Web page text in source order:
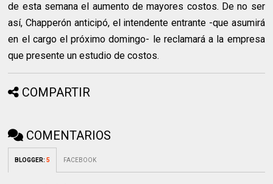
de esta semana el aumento de mayores costos. De no ser
así, Chapperón anticipó, el intendente entrante -que asumirá
en el cargo el próximo domingo- le reclamará a la empresa
que presente un estudio de costos.
COMPARTIR
COMENTARIOS
BLOGGER:5 FACEBOOK